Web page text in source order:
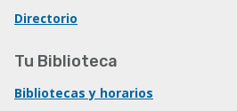
Directorio
Tu Biblioteca
Bibliotecas y horarios